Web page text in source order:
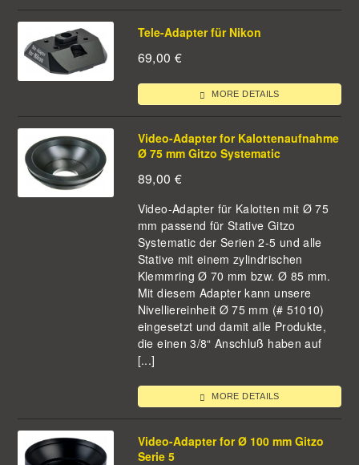
Tele-Adapter für Nikon
69,00 €
MORE DETAILS
Video-Adapter for Kalottenaufnahme
Ø 75 mm Gitzo Systematic
89,00 €
Video-Adapter für Kalotten mit Ø 75
mm passend für Stative Gitzo
Systematic der Serien 2-5 und alle
Stative mit einem zylindrischen
Klemmring Ø 70 mm bzw. Ø 85 mm.
Mit diesem Adapter kann unsere
Nivelliereinheit Ø 75 mm (# 51010)
eingesetzt und damit alle Produkte,
die einen 3/8“ Anschluß haben auf
[...]
MORE DETAILS
Video-Adapter for Ø 100 mm Gitzo
Serie 5